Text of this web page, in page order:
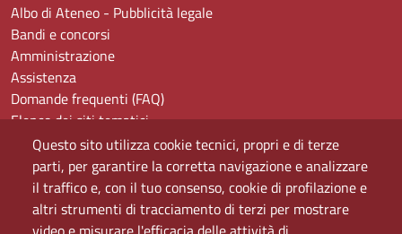
Questo sito utilizza cookie tecnici, propri e di terze
parti, per garantire la corretta navigazione e analizzare
il traffico e, con il tuo consenso, cookie di profilazione e
altri strumenti di tracciamento di terzi per mostrare
Albo di Ateneo - Pubblicità legale
Bandi e concorsi
Amministrazione
Assistenza
Domande frequenti (FAQ)
Elenco dei siti tematici
Mappa del sito
PEC
Rete Wi-Fi Eduroam
Servizio Proxy
Guida all’uso del portale